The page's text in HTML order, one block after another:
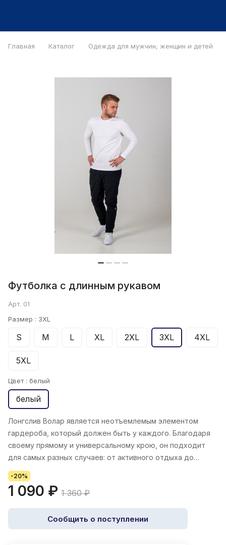
Главная Каталог Одежда для мужчин, женщин и детей
Футболка с длинным рукавом
Арт. 01
Размер : 3XL
S M L XL 2XL 3XL 4XL
5XL
Цвет : белый
белый
Лонгслив Волар является неотъемлемым элементом
гардероба, который должен быть у каждого. Благодаря
своему прямому и универсальному крою, он подходит
для самых разных случаев: от активного отдыха до
повседневных дел.
-20%
1 090 ₽ 1 360 ₽
Сообщить о поступлении